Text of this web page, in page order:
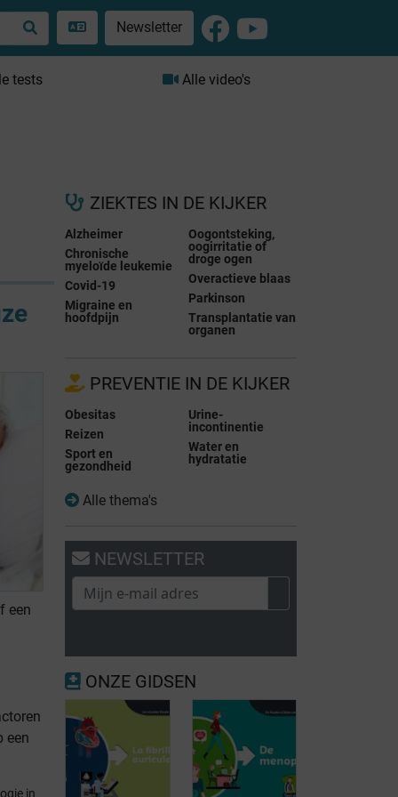
Newsletter
tests Alle video's
een
een
in
ZIEKTES IN DE KIJKER
Alzheimer
Chronische
myeloïde leukemie
Covid-19
Migraine en
hoofdpijn
Oogontsteking,
oogirritatie of
droge ogen
Overactieve blaas
Parkinson
Transplantatie van
organen
PREVENTIE IN DE KIJKER
Obesitas
Reizen
Sport en
gezondheid
Urine-
incontinentie
Water en
hydratatie
Alle thema's
NEWSLETTER
ONZE GIDSEN